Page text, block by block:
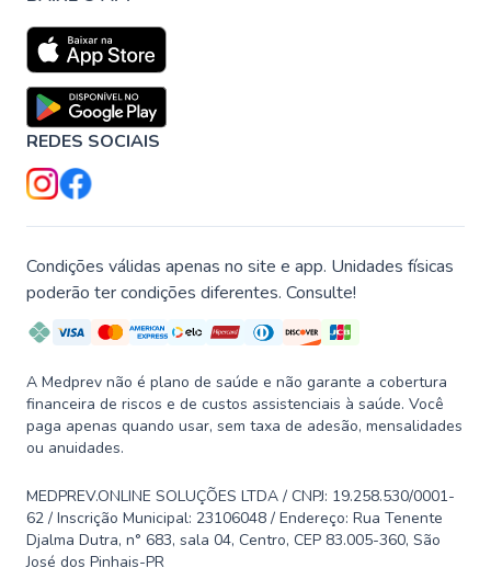
REDES SOCIAIS
Condições válidas apenas no site e app. Unidades físicas
poderão ter condições diferentes. Consulte!
A Medprev não é plano de saúde e não garante a cobertura
financeira de riscos e de custos assistenciais à saúde. Você
paga apenas quando usar, sem taxa de adesão, mensalidades
ou anuidades.
MEDPREV.ONLINE SOLUÇÕES LTDA / CNPJ: 19.258.530/0001-
62 / Inscrição Municipal: 23106048 / Endereço: Rua Tenente
Djalma Dutra, n° 683, sala 04, Centro, CEP 83.005-360, São
José dos Pinhais-PR